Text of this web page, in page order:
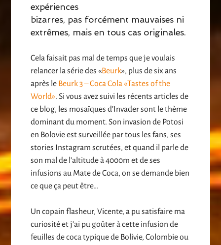
expériences
bizarres, pas forcément mauvaises ni
extrêmes, mais en tous cas originales.
Cela faisait pas mal de temps que je voulais
relancer la série des «Beurk», plus de six ans
après le Beurk 3 – Coca Cola «Tastes of the
World». Si vous avez suivi les récents articles de
ce blog, les mosaïques d’Invader sont le thème
dominant du moment. Son invasion de Potosi
en Bolovie est surveillée par tous les fans, ses
stories Instagram scrutées, et quand il parle de
son mal de l’altitude à 4000m et de ses
infusions au Mate de Coca, on se demande bien
ce que ça peut être…
Un copain flasheur, Vicente, a pu satisfaire ma
curiosité et j’ai pu goûter à cette infusion de
feuilles de coca typique de Bolivie, Colombie ou